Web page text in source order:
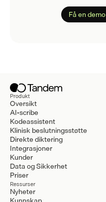
Få en demo
Produkt
Oversikt
AI-scribe
Kodeassistent
Klinisk beslutningsstøtte
Direkte diktering
Integrasjoner
Kunder
Data og Sikkerhet
Priser
Ressurser
Nyheter